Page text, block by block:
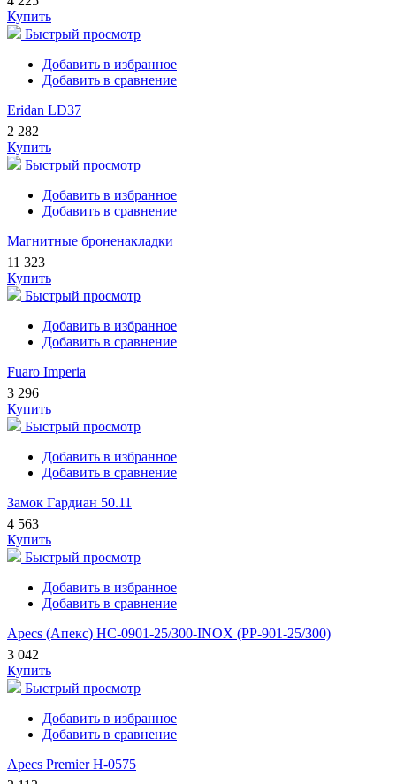
Купить
Быстрый просмотр
Добавить в избранное
Добавить в сравнение
Eridan LD37
2 282
Купить
Быстрый просмотр
Добавить в избранное
Добавить в сравнение
Магнитные броненакладки
11 323
Купить
Быстрый просмотр
Добавить в избранное
Добавить в сравнение
Fuaro Imperia
3 296
Купить
Быстрый просмотр
Добавить в избранное
Добавить в сравнение
Замок Гардиан 50.11
4 563
Купить
Быстрый просмотр
Добавить в избранное
Добавить в сравнение
Apecs (Апекс) HC-0901-25/300-INOX (PP-901-25/300)
3 042
Купить
Быстрый просмотр
Добавить в избранное
Добавить в сравнение
Apecs Premier H-0575